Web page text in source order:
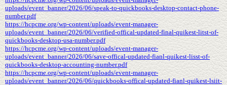
uploads/event_banner/2026/06/speak-to-quickbooks-desktop-contact-phone-
number.pdf
https://hcpcme.org/wp-content/uploads/event-manager-
uploads/event_banner/2026/06/verified-offical-updated-final-quikest-litst-of-
quickbooks-desktop-usa-number.pdf
https://hcpcme.org/wp-content/uploads/event-manager-
uploads/event_banner/2026/06/save-offical-updated-fianl-quikest-lisst-of-
quickbooks-desktop-accounting-number.pdf
https://hcpcme.org/wp-content/uploads/event-manager-
uploads/event_banner/2026/06/quickbooks-offical-updated-fianl-quikest-lsiit-